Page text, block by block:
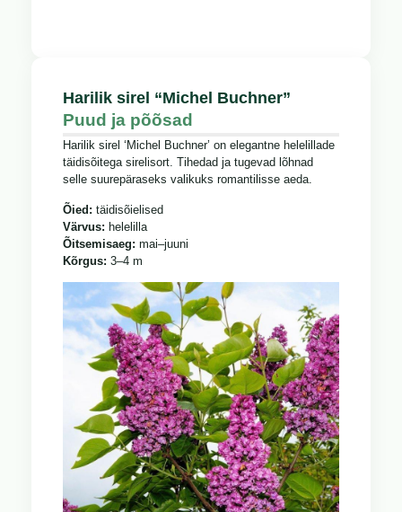
Harilik sirel “Michel Buchner”
Puud ja põõsad
Harilik sirel ‘Michel Buchner’ on elegantne helelillade
täidisõitega sirelisort. Tihedad ja tugevad lõhnad
selle suurepäraseks valikuks romantilisse aeda.
Õied: täidisõielised
Värvus: helelilla
Õitsemisaeg: mai–juuni
Kõrgus: 3–4 m